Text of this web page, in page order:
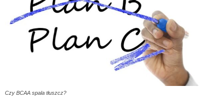
Czy BCAA spala tłuszcz?